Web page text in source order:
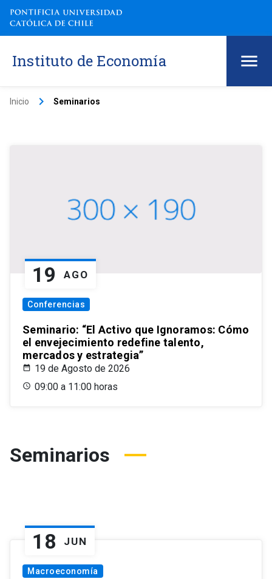
Instituto de Economía
Inicio keyboard_arrow_right Seminarios
19 AGO
Conferencias
Seminario: “El Activo que Ignoramos: Cómo
el envejecimiento redefine talento,
mercados y estrategia”
19 de Agosto de 2026
09:00 a 11:00 horas
Seminarios
18 JUN
Macroeconomía